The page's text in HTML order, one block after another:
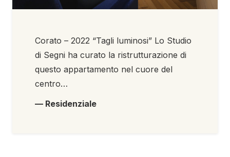
Corato – 2022 “Tagli luminosi” Lo Studio
di Segni ha curato la ristrutturazione di
questo appartamento nel cuore del
centro…
— Residenziale